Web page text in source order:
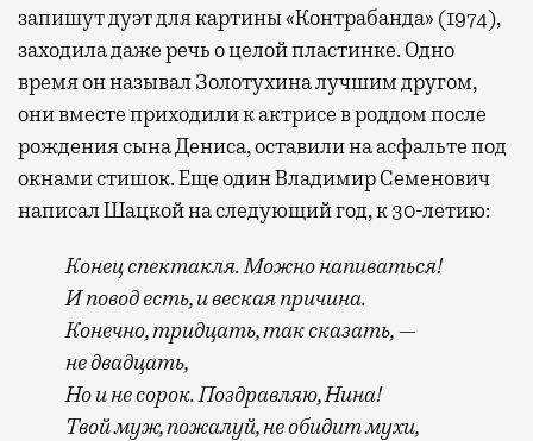
запишут дуэт для картины «Контрабанда» (1974),
заходила даже речь о целой пластинке. Одно
время он называл Золотухина лучшим другом,
они вместе приходили к актрисе в роддом после
рождения сына Дениса, оставили на асфальте под
окнами стишок. Еще один Владимир Семенович
написал Шацкой на следующий год, к 30-летию:
Конец спектакля. Можно напиваться!
И повод есть, и веская причина.
Конечно, тридцать, так сказать, —
не двадцать,
Но и не сорок. Поздравляю, Нина!
Твой муж, пожалуй, не обидит мухи,